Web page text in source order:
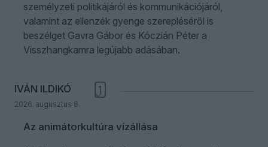
személyzeti politikájáról és kommunikációjáról,
valamint az ellenzék gyenge szerepléséről is
beszélget Gavra Gábor és Kóczián Péter a
Visszhangkamra legújabb adásában.
IVÁN ILDIKÓ
2026. augusztus 8.
1
Az animátorkultúra vízállása